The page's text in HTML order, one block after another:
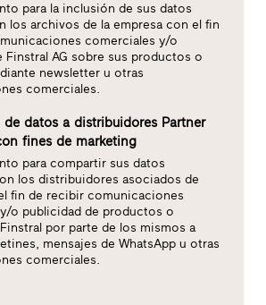
para la inclusión de sus datos
los archivos de la empresa con el fin
comerciales y/o
Finstral AG sobre sus productos o
newsletter u otras
comerciales.
de datos a distribuidores Partner
fines de marketing
para compartir sus datos
los distribuidores asociados de
fin de recibir comunicaciones
o publicidad de productos o
por parte de los mismos a
mensajes de WhatsApp u otras
comerciales.